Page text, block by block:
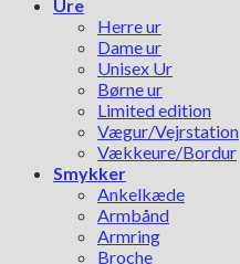
Ure
Herre ur
Dame ur
Unisex Ur
Børne ur
Limited edition
Vægur/Vejrstation
Vækkeure/Bordur
Smykker
Ankelkæde
Armbånd
Armring
Broche